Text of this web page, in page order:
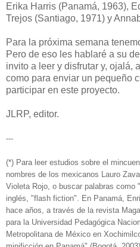
Erika Harris (Panamá, 1963),
Trejos (Santiago, 1971) y
Para la próxima semana
Pero de eso les hablaré a su
invito a leer y disfrutar y, ojalá,
como para enviar un pequeño
participar en este proyecto.
JLRP, editor.
---
(*) Para leer estudios sobre el
nombres de los mexicanos Lauro
Violeta Rojo , o buscar palabras
inglés, "flash fiction". En Panamá,
hace años, a través de la revista
para la Universidad Pedagógica
Metropolitana de México en